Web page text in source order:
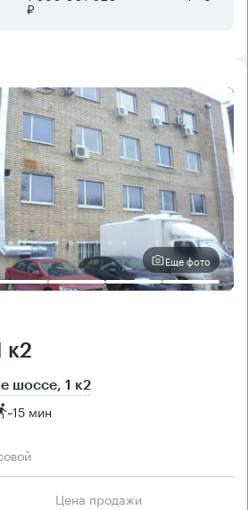
₽
Еще фото
к2
шоссе, 1 к2
~15 мин
Цена продажи